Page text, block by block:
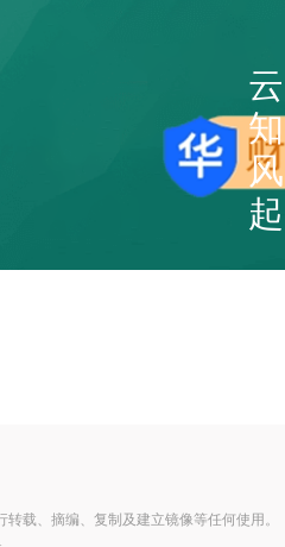
云
知
风
起
载、摘编、复制及建立镜像等任何使用。